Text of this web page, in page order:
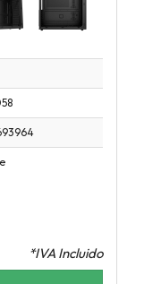
*IVA Incluido